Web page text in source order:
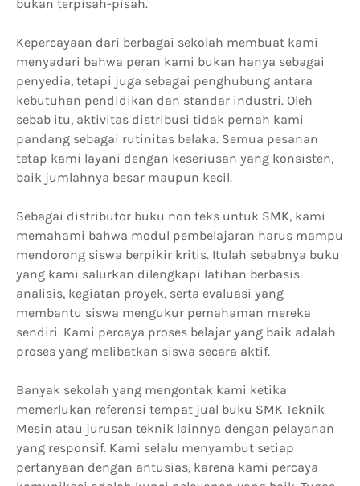
bukan terpisah-pisah.
Kepercayaan dari berbagai sekolah membuat kami
menyadari bahwa peran kami bukan hanya sebagai
penyedia, tetapi juga sebagai penghubung antara
kebutuhan pendidikan dan standar industri. Oleh
sebab itu, aktivitas distribusi tidak pernah kami
pandang sebagai rutinitas belaka. Semua pesanan
tetap kami layani dengan keseriusan yang konsisten,
baik jumlahnya besar maupun kecil.
Sebagai distributor buku non teks untuk SMK, kami
memahami bahwa modul pembelajaran harus mampu
mendorong siswa berpikir kritis. Itulah sebabnya buku
yang kami salurkan dilengkapi latihan berbasis
analisis, kegiatan proyek, serta evaluasi yang
membantu siswa mengukur pemahaman mereka
sendiri. Kami percaya proses belajar yang baik adalah
proses yang melibatkan siswa secara aktif.
Banyak sekolah yang mengontak kami ketika
memerlukan referensi tempat jual buku SMK Teknik
Mesin atau jurusan teknik lainnya dengan pelayanan
yang responsif. Kami selalu menyambut setiap
pertanyaan dengan antusias, karena kami percaya